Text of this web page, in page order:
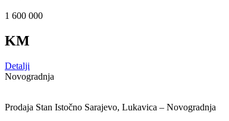
1 600 000
KM
Detalji
Novogradnja
Prodaja Stan Istočno Sarajevo, Lukavica – Novogradnja